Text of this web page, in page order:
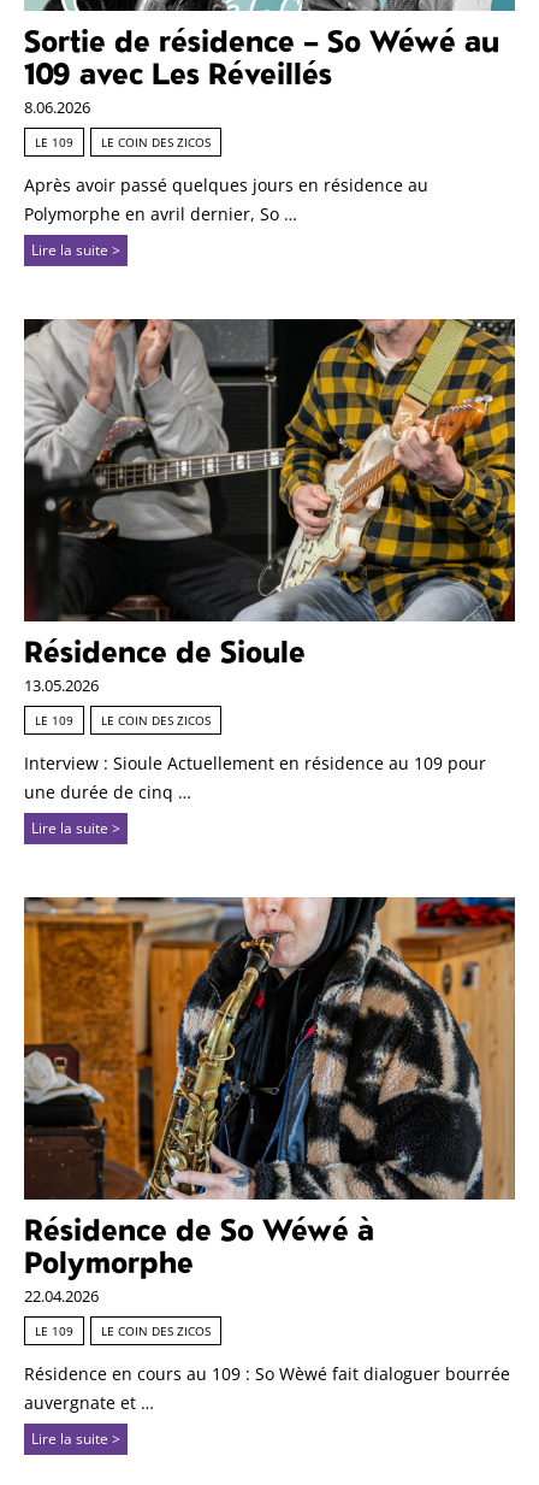
Sortie de résidence – So Wéwé au
109 avec Les Réveillés
8.06.2026
LE 109 LE COIN DES ZICOS
Après avoir passé quelques jours en résidence au
Polymorphe en avril dernier, So …
Lire la suite >
Résidence de Sioule
13.05.2026
LE 109 LE COIN DES ZICOS
Interview : Sioule Actuellement en résidence au 109 pour
une durée de cinq …
Lire la suite >
Résidence de So Wéwé à
Polymorphe
22.04.2026
LE 109 LE COIN DES ZICOS
Résidence en cours au 109 : So Wèwé fait dialoguer bourrée
auvergnate et …
Lire la suite >